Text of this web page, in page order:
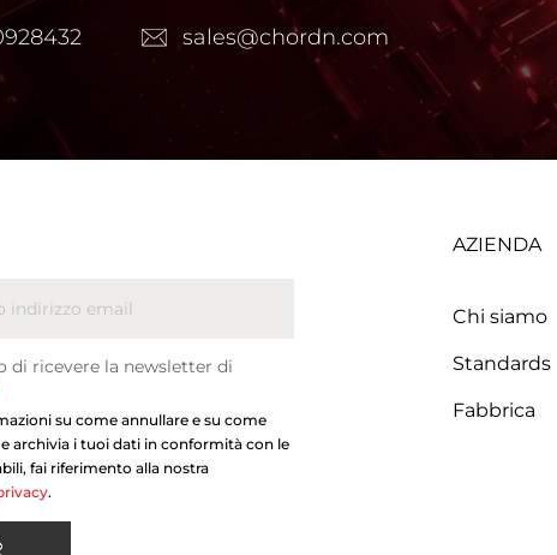
sales@chordn.com
di ricevere la newsletter di
su come annullare e su come
archivia i tuoi dati in conformità con le
fai riferimento alla nostra
.
AZIENDA
Chi siamo
Standards
Fabbrica